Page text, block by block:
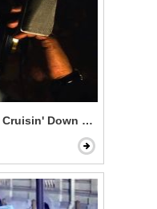
Down the Street in